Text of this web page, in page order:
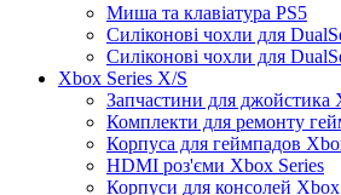
Миша та клавіатура PS5
Силіконові чохли для
Силіконові чохли для
Xbox Series X/S
Запчастини для джойстика
Комплекти для ремонту
Корпуса для геймпадов
HDMI роз'єми Xbox Series
Корпуси для консолей